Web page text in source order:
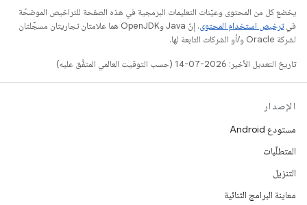
يخضع كل من المحتوى وعيّنات التعليمات البرمجية في هذه الصفحة للتراخيص الموضحّة
فيترخيص استخدام المحتوى
. إنّ Java وOpenJDK هما علامتان تجاريتان مسجَّلتان
لشركة Oracle و/أو الشركات التابعة لها.
تاريخ التعديل الأخير: 2026-07-14 (حسب التوقيت العالمي المتفَّق عليه)
الإصدار
مستودع Android
المتطلّبات
التنزيل
معاينة البرامج الثنائية